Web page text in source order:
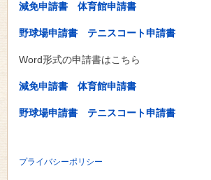
減免申請書 体育館申請書
野球場申請書 テニスコート申請書
Word形式の申請書はこちら
減免申請書 体育館申請書
野球場申請書 テニスコート申請書
プライバシーポリシー